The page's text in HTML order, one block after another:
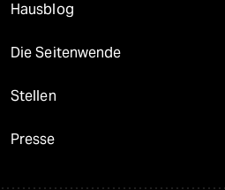
Hausblog
Die Seitenwende
Stellen
Presse